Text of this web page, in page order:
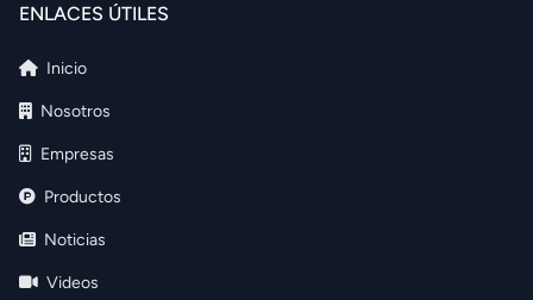
ENLACES ÚTILES
Inicio
Nosotros
Empresas
Productos
Noticias
Videos